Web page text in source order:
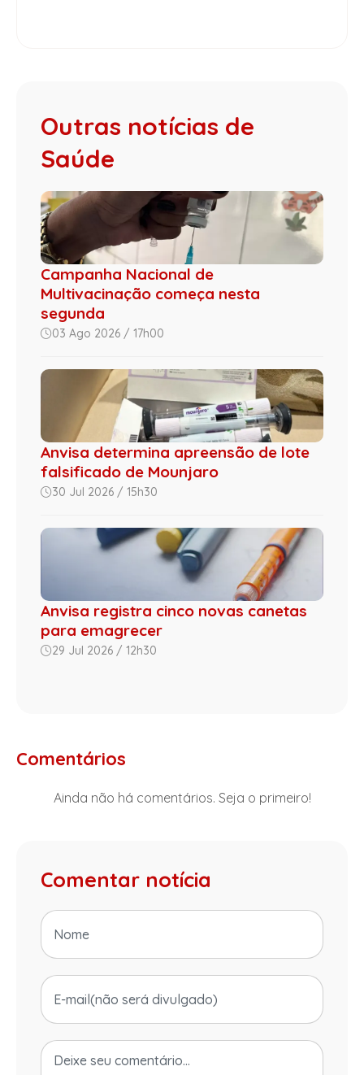
Outras notícias de
Saúde
Campanha Nacional de
Multivacinação começa nesta
segunda
03 Ago 2026 / 17h00
Anvisa determina apreensão de lote
falsificado de Mounjaro
30 Jul 2026 / 15h30
Anvisa registra cinco novas canetas
para emagrecer
29 Jul 2026 / 12h30
Comentários
Ainda não há comentários. Seja o primeiro!
Comentar notícia